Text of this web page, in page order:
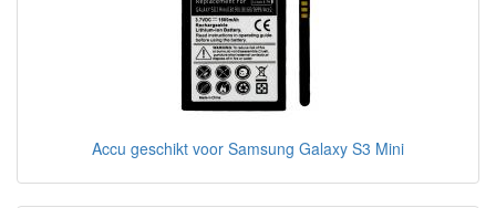
Accu geschikt voor Samsung Galaxy S3 Mini